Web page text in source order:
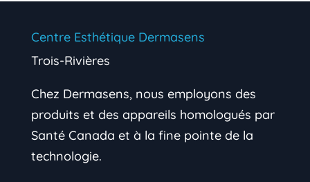
Centre Esthétique Dermasens
Trois-Rivières
Chez Dermasens, nous employons des
produits et des appareils homologués par
Santé Canada et à la fine pointe de la
technologie.